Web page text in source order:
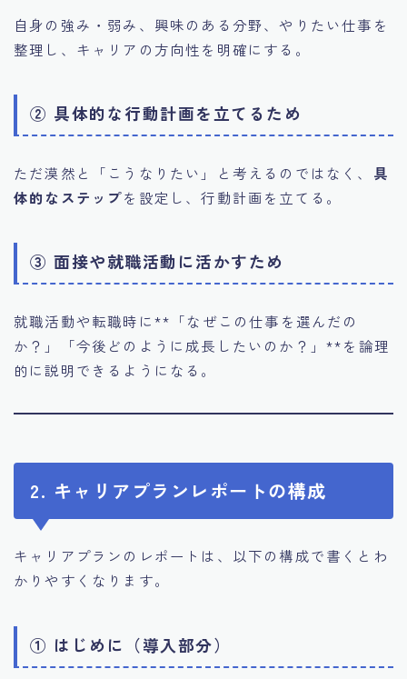
自身の強み・弱み、興味のある分野、やりたい仕事を
整理し、キャリアの方向性を明確にする。
② 具体的な行動計画を立てるため
ただ漠然と「こうなりたい」と考えるのではなく、 具
体的なステップを設定し、行動計画を立てる。
③ 面接や就職活動に活かすため
就職活動や転職時に**「なぜこの仕事を選んだの
か？」「今後どのように成長したいのか？」**を論理
的に説明できるようになる。
2. キャリアプランレポートの構成
キャリアプランのレポートは、以下の構成で書くとわ
かりやすくなります。
① はじめに（導入部分）